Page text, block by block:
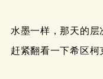
水墨一样，那天的层
赶紧翻看一下希区柯